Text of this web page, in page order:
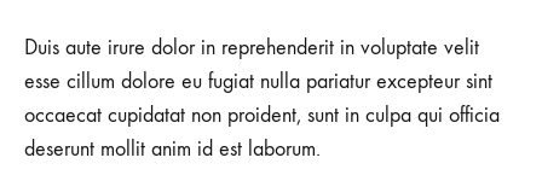
Duis aute irure dolor in reprehenderit in voluptate velit
esse cillum dolore eu fugiat nulla pariatur excepteur sint
occaecat cupidatat non proident, sunt in culpa qui officia
deserunt mollit anim id est laborum.